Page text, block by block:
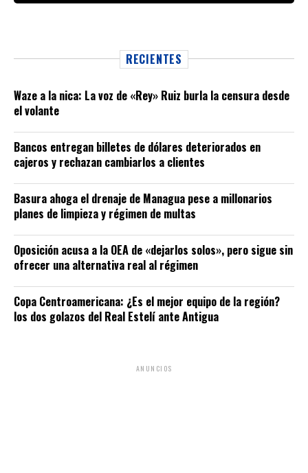
RECIENTES
Waze a la nica: La voz de «Rey» Ruiz burla la censura desde
el volante
Bancos entregan billetes de dólares deteriorados en
cajeros y rechazan cambiarlos a clientes
Basura ahoga el drenaje de Managua pese a millonarios
planes de limpieza y régimen de multas
Oposición acusa a la OEA de «dejarlos solos», pero sigue sin
ofrecer una alternativa real al régimen
Copa Centroamericana: ¿Es el mejor equipo de la región?
los dos golazos del Real Estelí ante Antigua
ANUNCIOS